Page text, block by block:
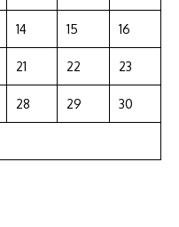
14 15 16
21 22 23
28 29 30